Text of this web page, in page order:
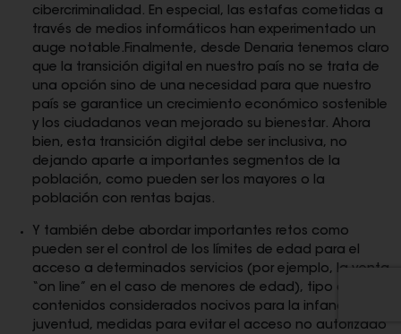
cibercriminalidad. En especial, las estafas cometidas a
través de medios informáticos han experimentado un
auge notable.Finalmente, desde Denaria tenemos claro
que la transición digital en nuestro país no se trata de
una opción sino de una necesidad para que nuestro
país se garantice un crecimiento económico sostenible
y los ciudadanos vean mejorado su bienestar. Ahora
bien, esta transición digital debe ser inclusiva, no
dejando aparte a importantes segmentos de la
población, como pueden ser los mayores o la
población con rentas bajas.
Y también debe abordar importantes retos como
pueden ser el control de los límites de edad para el
acceso a determinados servicios (por ejemplo, la venta
“on line” en el caso de menores de edad), tipo de
contenidos considerados nocivos para la infancia o la
juventud, medidas para evitar el acceso no autorizado